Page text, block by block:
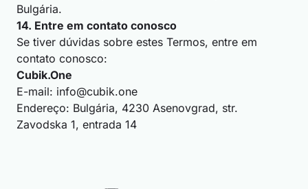
Bulgária.
14. Entre em contato conosco
Se tiver dúvidas sobre estes Termos, entre em
contato conosco:
Cubik.One
E-mail: info@cubik.one
Endereço: Bulgária, 4230 Asenovgrad, str.
Zavodska 1, entrada 14